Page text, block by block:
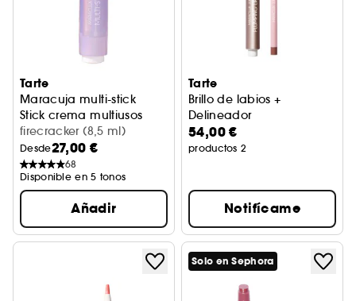
Tarte
Maracuja multi-stick
Stick crema multiusos
firecracker (8,5 ml)
Desde27,00 €
68
Disponible en 5 tonos
Añadir
Tarte
Brillo de labios +
Delineador
54,00 €
productos 2
Notifícame
Solo en Sephora